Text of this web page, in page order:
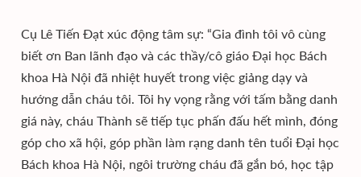
Cụ Lê Tiến Đạt xúc động tâm sự: “Gia đình tôi vô cùng
biết ơn Ban lãnh đạo và các thầy/cô giáo Đại học Bách
khoa Hà Nội đã nhiệt huyết trong việc giảng dạy và
hướng dẫn cháu tôi. Tôi hy vọng rằng với tấm bằng danh
giá này, cháu Thành sẽ tiếp tục phấn đấu hết mình, đóng
góp cho xã hội, góp phần làm rạng danh tên tuổi Đại học
Bách khoa Hà Nội, ngôi trường cháu đã gắn bó, học tập